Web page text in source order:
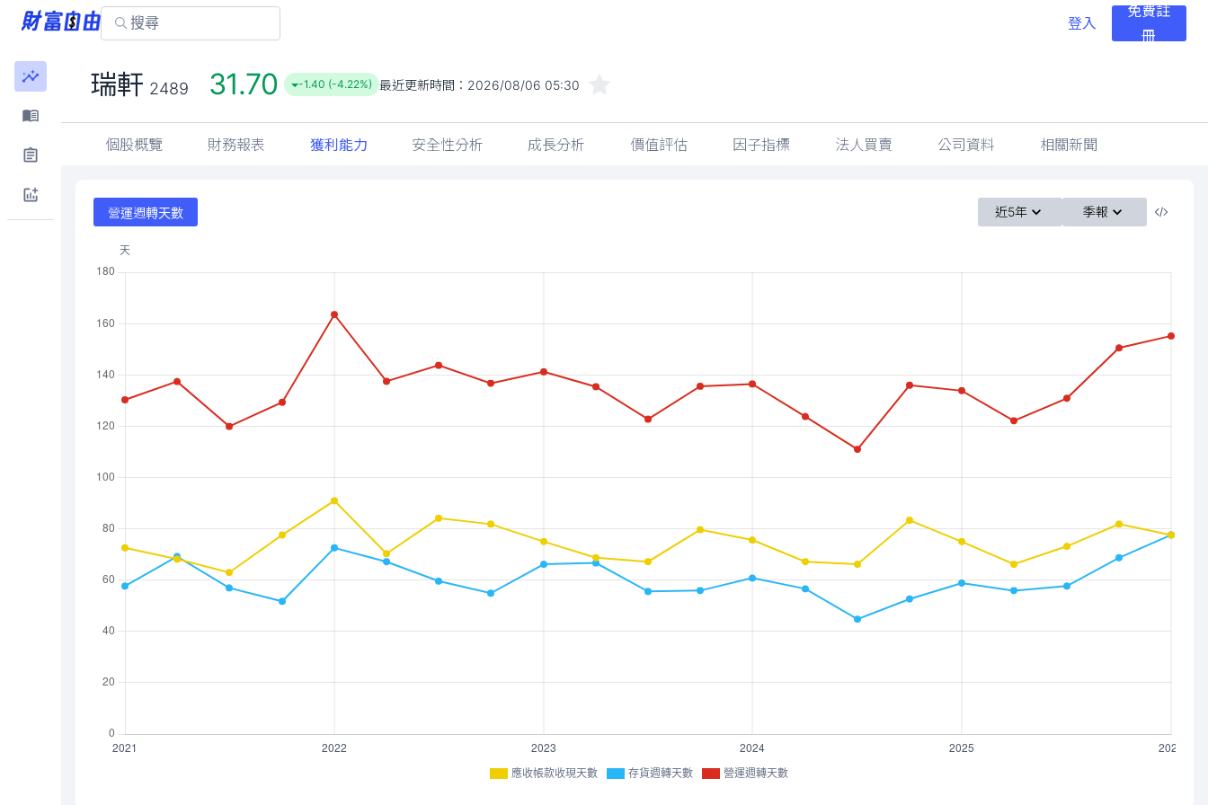
登入
免費註
冊
瑞軒 2489 31.70 -1.40 (-4.22%) 最近更新時間： 2026/08/06 05:30
個股概覽 財務報表 獲利能力 安全性分析 成長分析 價值評估 因子指標 法人買賣 公司資料 相關新聞
營運週轉天數 近5年 季報
應收帳款收現天數 存貨週轉天數 營運週轉天數